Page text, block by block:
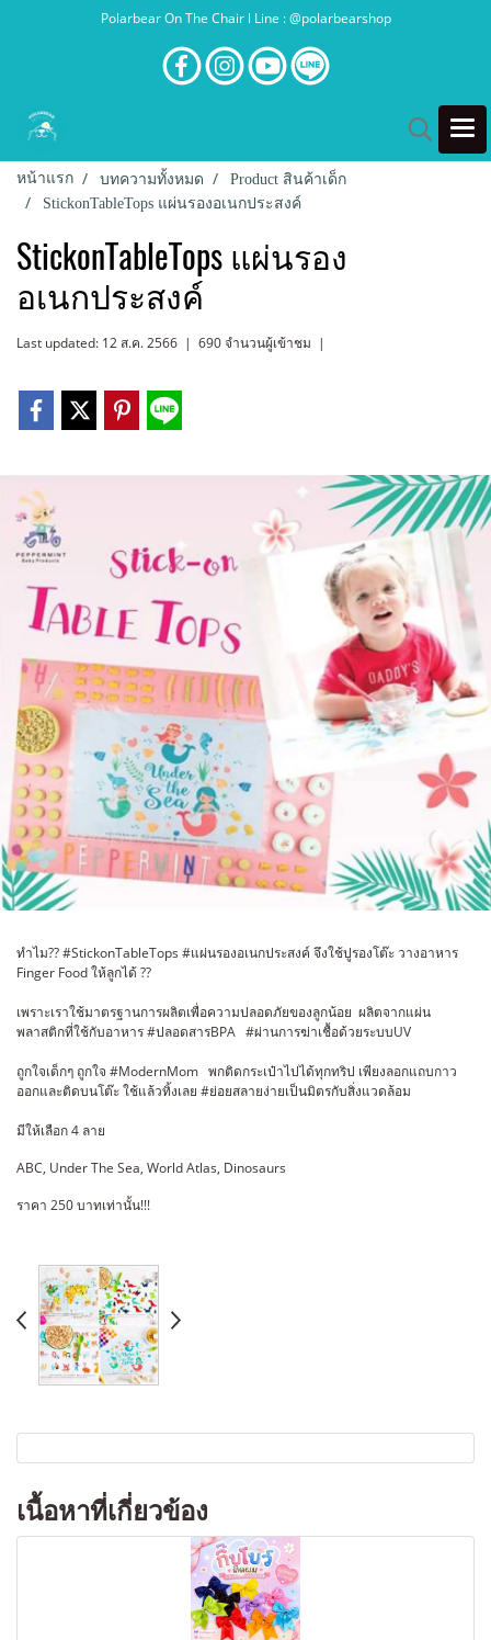
Polarbear On The Chair l Line : @polarbearshop
หน้าแรก บทความทั้งหมด
Product สินค้าเด็ก
StickonTableTops แผ่นรองอเนกประสงค์
StickonTableTops แผ่นรอง
อเนกประสงค์
Last updated: 12 ส.ค. 2566 | 690 จำนวนผู้เข้าชม |
ทำไม?? #StickonTableTops #แผ่นรองอเนกประสงค์ จึงใช้ปูรองโต๊ะ วางอาหาร
Finger Food ให้ลูกได้ ??
เพราะเราใช้มาตรฐานการผลิตเพื่อความปลอดภัยของลูกน้อย ผลิตจากแผ่น
พลาสติกที่ใช้กับอาหาร #ปลอดสารBPA #ผ่านการฆ่าเชื้อด้วยระบบUV
ถูกใจเด็กๆ ถูกใจ #ModernMom พกติดกระเป๋าไปได้ทุกทริป เพียงลอกแถบกาว
ออกและติดบนโต๊ะ ใช้แล้วทิ้งเลย #ย่อยสลายง่ายเป็นมิตรกับสิ่งแวดล้อม
มีให้เลือก 4 ลาย
ABC, Under The Sea, World Atlas, Dinosaurs
ราคา 250 บาทเท่านั้น!!!
เนื้อหาที่เกี่ยวข้อง